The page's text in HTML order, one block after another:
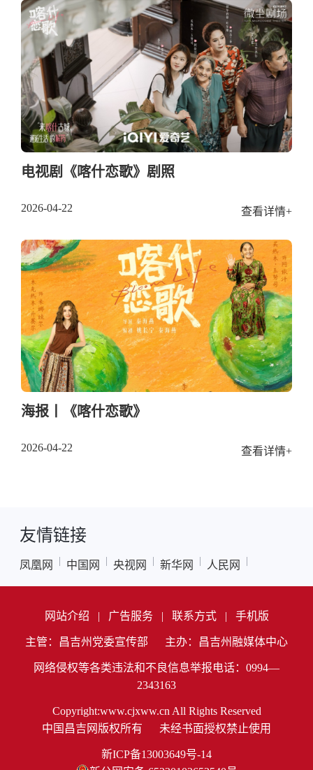
电视剧《喀什恋歌》剧照
2026-04-22 查看详情+
海报丨《喀什恋歌》
2026-04-22 查看详情+
友情链接
凤凰网 | 中国网 | 央视网 | 新华网 | 人民网 |
网站介绍 | 广告服务 | 联系方式 | 手机版
主管：昌吉州党委宣传部 主办：昌吉州融媒体中心
网络侵权等各类违法和不良信息举报电话：0994—
2343163
Copyright:www.cjxww.cn All Rights Reserved
中国昌吉网版权所有
未经书面授权禁止使用
新ICP备13003649号-14